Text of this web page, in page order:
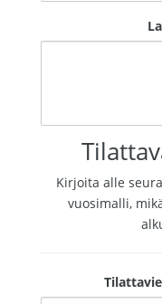
Kirjoita alle
vuosimalli,